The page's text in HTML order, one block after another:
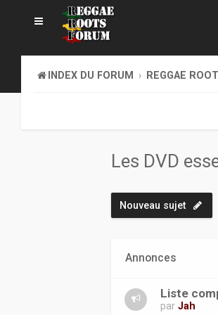
INDEX DU FORUM REGGAE
Les DVD
Nouveau sujet
Annonces
Liste
parJah